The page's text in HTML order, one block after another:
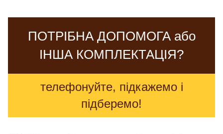
ПОТРІБНА ДОПОМОГА або
ІНША КОМПЛЕКТАЦІЯ?
телефонуйте, підкажемо і
підберемо!